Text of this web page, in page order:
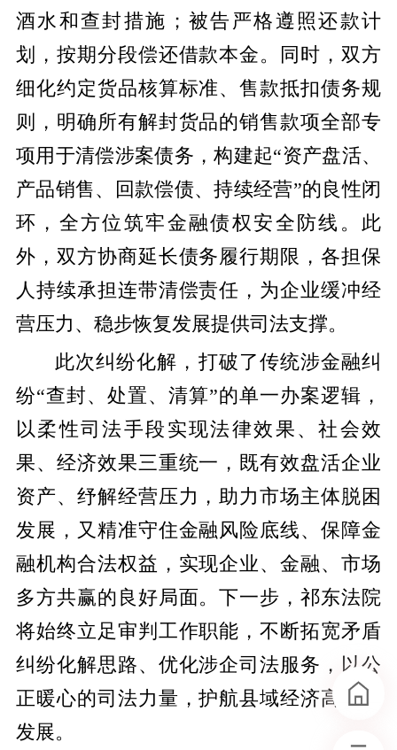
酒水和查封措施；被告严格遵照还款计
划，按期分段偿还借款本金。同时，双方
细化约定货品核算标准、售款抵扣债务规
则，明确所有解封货品的销售款项全部专
项用于清偿涉案债务，构建起“资产盘活、
产品销售、回款偿债、持续经营”的良性闭
环，全方位筑牢金融债权安全防线。此
外，双方协商延长债务履行期限，各担保
人持续承担连带清偿责任，为企业缓冲经
营压力、稳步恢复发展提供司法支撑。
​此次纠纷化解，打破了传统涉金融纠
纷“查封、处置、清算”的单一办案逻辑，
以柔性司法手段实现法律效果、社会效
果、经济效果三重统一，既有效盘活企业
资产、纾解经营压力，助力市场主体脱困
发展，又精准守住金融风险底线、保障金
融机构合法权益，实现企业、金融、市场
多方共赢的良好局面。下一步，祁东法院
将始终立足审判工作职能，不断拓宽矛盾
纠纷化解思路、优化涉企司法服务，以公
正暖心的司法力量，护航县域经济高质量
发展。